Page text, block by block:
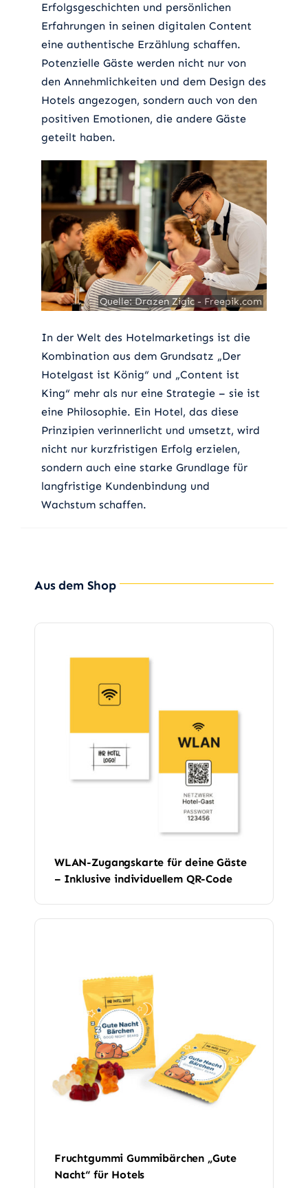
Erfolgsgeschichten und persönlichen
Erfahrungen in seinen digitalen Content
eine authentische Erzählung schaffen.
Potenzielle Gäste werden nicht nur von
den Annehmlichkeiten und dem Design des
Hotels angezogen, sondern auch von den
positiven Emotionen, die andere Gäste
geteilt haben.
Quelle: Drazen Zigic - Freepik.com
In der Welt des Hotelmarketings ist die
Kombination aus dem Grundsatz „Der
Hotelgast ist König“ und „Content ist
King“ mehr als nur eine Strategie – sie ist
eine Philosophie. Ein Hotel, das diese
Prinzipien verinnerlicht und umsetzt, wird
nicht nur kurzfristigen Erfolg erzielen,
sondern auch eine starke Grundlage für
langfristige Kundenbindung und
Wachstum schaffen.
Aus dem Shop
WLAN-Zugangskarte für deine Gäste
– Inklusive individuellem QR-Code
Fruchtgummi Gummibärchen „Gute
Nacht“ für Hotels